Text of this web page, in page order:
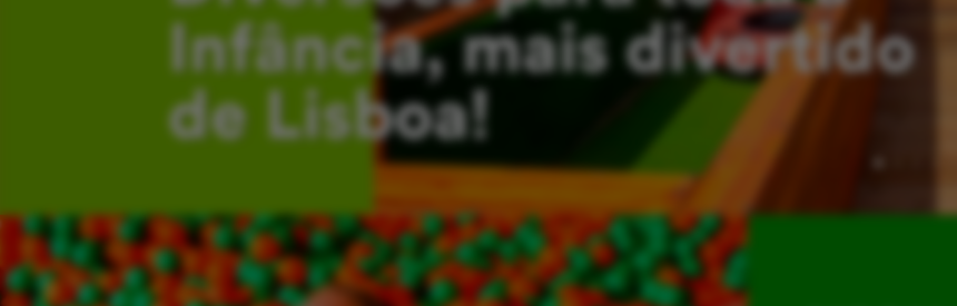
Infância, mais divertido
de Lisboa!